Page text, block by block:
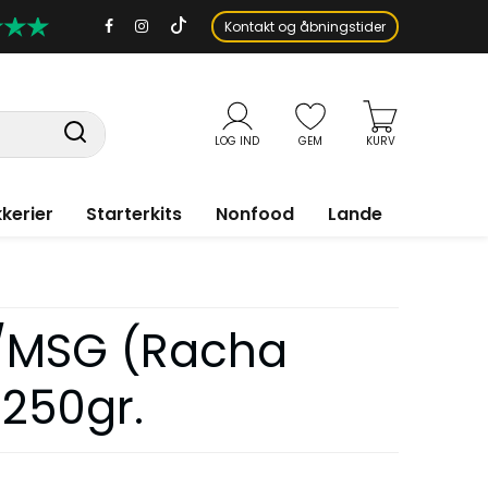
Kontakt og åbningstider
LOG IND GEM KURV
Starterkits Nonfood Lande
(Racha